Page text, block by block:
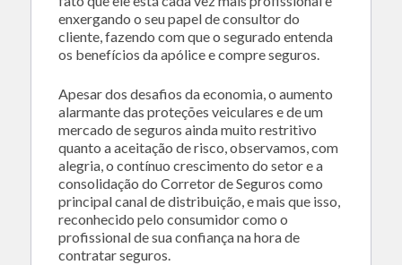
enxergando o seu papel de consultor do
cliente, fazendo com que o segurado entenda
os benefícios da apólice e compre seguros.
Apesar dos desafios da economia, o aumento
alarmante das proteções veiculares e de um
mercado de seguros ainda muito restritivo
quanto a aceitação de risco, observamos, com
alegria, o contínuo crescimento do setor e a
consolidação do Corretor de Seguros como
principal canal de distribuição, e mais que isso,
reconhecido pelo consumidor como o
profissional de sua confiança na hora de
contratar seguros.